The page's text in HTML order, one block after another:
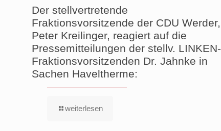
Der stellvertretende
Fraktionsvorsitzende der CDU Werder,
Peter Kreilinger, reagiert auf die
Pressemitteilungen der stellv. LINKEN-
Fraktionsvorsitzenden Dr. Jahnke in
Sachen Haveltherme:
weiterlesen